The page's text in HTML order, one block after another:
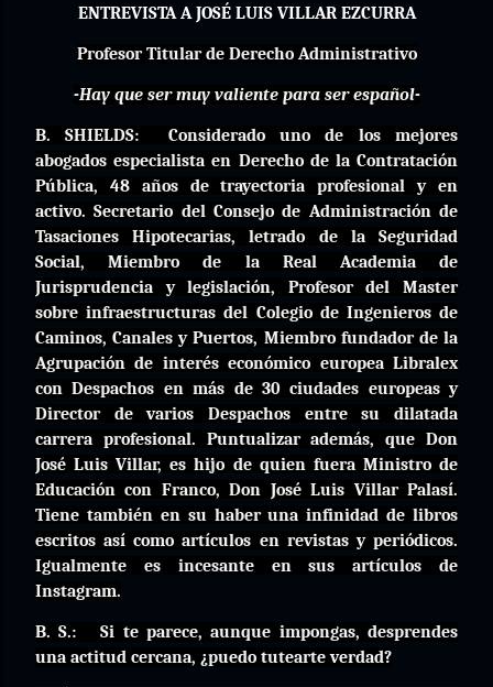
ENTREVISTA A JOSÉ LUIS VILLAR EZCURRA
Profesor Titular de Derecho Administrativo
-Hay que ser muy valiente para ser español-
B. SHIELDS:
Considerado uno de los mejores
abogados especialista en Derecho de la Contratación
Pública, 48 años de trayectoria profesional y en
activo. Secretario del Consejo de Administración de
Tasaciones Hipotecarias, letrado de la Seguridad
Social, Miembro de la Real Academia de
Jurisprudencia y legislación, Profesordel Master
sobre infraestructuras del Colegio de Ingenieros de
Caminos, Canales y Puertos, Miembro fundador de la
Agrupación de interés económico europea Libralex
con Despachos en más de 30 ciudades europeas y
Director de varios Despachos entre su dilatada
carrera profesional. Puntualizar además, que Don
José Luis Villar, es hijo de quien fuera Ministro de
Educación con Franco, Don José Luis Villar Palasí.
Tiene también en su haber una infinidad de libros
escritos así como artículos en revistas y periódicos.
Igualmente es incesante en sus artículos de
Instagram.
B. S.:
Si te parece, aunque impongas, desprendes
una actitud cercana, ¿puedo tutearte verdad?